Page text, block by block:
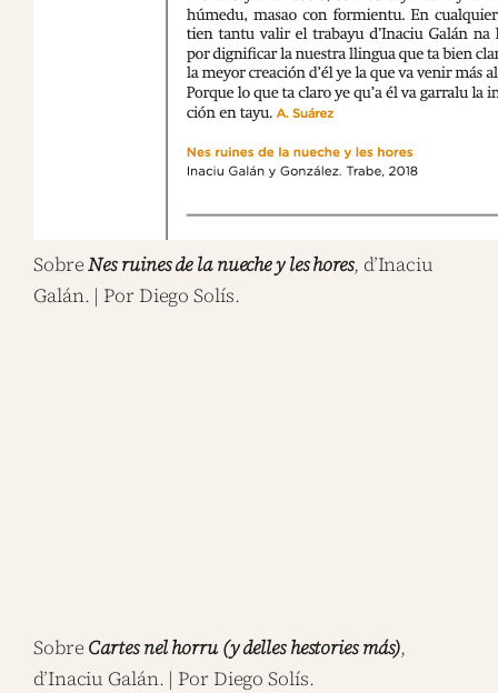
SobreNes ruines de la nueche y les hores, d’Inaciu
Galán. | Por Diego Solís.
Sobre Cartes nel horru (y delles hestories más),
d’Inaciu Galán. | Por Diego Solís.